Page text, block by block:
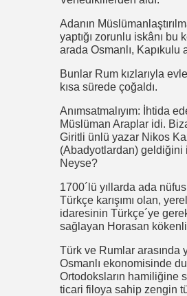
Adanın
yaptığı zorunlu iskânı
arada Osmanlı, Kapıkulu
Bunlar Rum kızlarıyla
kısa sürede çoğaldı.
Anımsatmalıyım: İhtida
Müslüman Araplar idi.
Giritli ünlü yazar Nikos
(Abadyotlardan) geldiğini
Neyse?
1700´lü yıllarda ada
Türkçe karışımı olan,
idaresinin Türkçe´ye
sağlayan Horasan
Türk ve Rumlar arasında
Osmanlı ekonomisinde
Ortodoksların hamiliğine
ticari filoya sahip zengin